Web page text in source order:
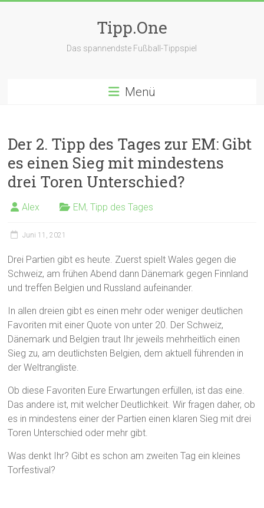
Tipp.One
Das spannendste Fußball-Tippspiel
Menü
Der 2. Tipp des Tages zur EM: Gibt
es einen Sieg mit mindestens
drei Toren Unterschied?
Alex EM,Tipp des Tages
Juni 11, 2021
Drei Partien gibt es heute. Zuerst spielt Wales gegen die
Schweiz, am frühen Abend dann Dänemark gegen Finnland
und treffen Belgien und Russland aufeinander.
In allen dreien gibt es einen mehr oder weniger deutlichen
Favoriten mit einer Quote von unter 20. Der Schweiz,
Dänemark und Belgien traut Ihr jeweils mehrheitlich einen
Sieg zu, am deutlichsten Belgien, dem aktuell führenden in
der Weltrangliste.
Ob diese Favoriten Eure Erwartungen erfüllen, ist das eine.
Das andere ist, mit welcher Deutlichkeit. Wir fragen daher, ob
es in mindestens einer der Partien einen klaren Sieg mit drei
Toren Unterschied oder mehr gibt.
Was denkt Ihr? Gibt es schon am zweiten Tag ein kleines
Torfestival?